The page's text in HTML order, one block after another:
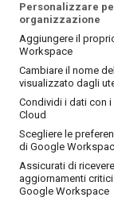
Personalizzare
organizzazione
Aggiungere il
Workspace
Cambiare il nome
visualizzato dagli
Condividi i dati con
Cloud
Scegliere le
di Google
Assicurati di
aggiornamenti
Google Workspace